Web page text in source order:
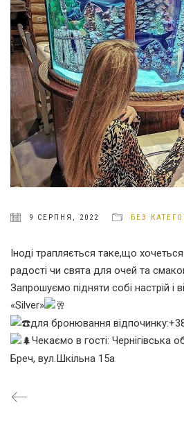
9 СЕРПНЯ, 2022 БЕЗ
Іноді трапляється таке,що
радості чи свята для очей та
Запрошуємо підняти собі настрій і
«Silver»
для бронювання
Чекаємо в гості: Чернігівська
Бреч, вул.Шкільна 15а